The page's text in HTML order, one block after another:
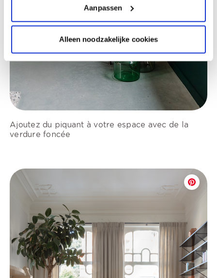
Aanpassen
Alleen noodzakelijke cookies
Ajoutez du piquant à votre espace avec de la
verdure foncée